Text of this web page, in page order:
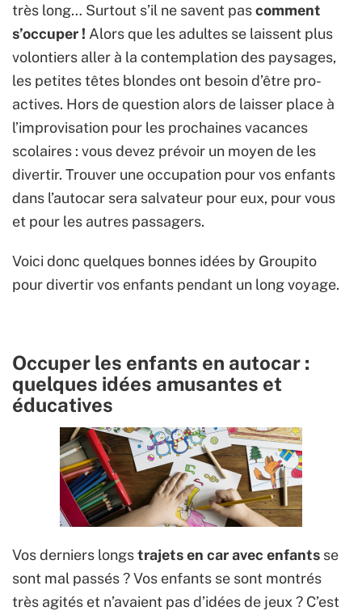
très long… Surtout s’il ne savent pascomment
s’occuper ! Alors que les adultes se laissent plus
volontiers aller à la contemplation des paysages,
les petites têtes blondes ont besoin d’être pro-
actives. Hors de question alors de laisser place à
l’improvisation pour les prochaines vacances
scolaires : vous devez prévoir un moyen de les
divertir. Trouver une occupation pour vos enfants
dans l’autocar sera salvateur pour eux, pour vous
et pour les autres passagers.
Voici donc quelques bonnes idées by Groupito
pour divertir vos enfants pendant un long voyage.
Occuper les enfants en autocar :
quelques idées amusantes et
éducatives
Vos derniers longstrajets en car avec enfants se
sont mal passés ? Vos enfants se sont montrés
très agités et n’avaient pas d’idées de jeux ? C’est